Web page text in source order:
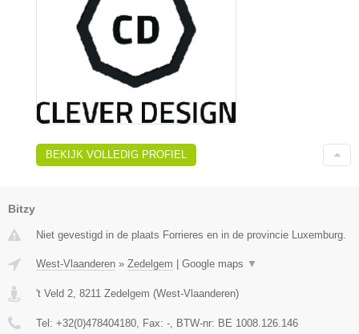
BEKIJK VOLLEDIG PROFIEL
Bitzy
Niet gevestigd in de plaats Forrieres en in de provincie Luxemburg.
West-Vlaanderen » Zedelgem | Google maps ▼
't Veld 2 8211 Zedelgem (West-Vlaanderen)
Tel: +32(0)478404180 , Fax: - , BTW-nr: BE 1008.126.146